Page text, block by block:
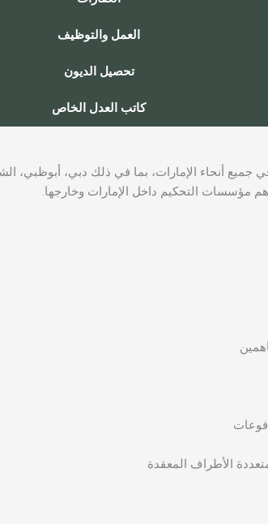
العمل والتوظيف
تحصيل الديون
كاتب العدل الخاص
أنحاء الإمارات، بما في ذلك دبي، أبوظبي،
أهم مؤسسات التحكيم داخل الإمارات وخارجها.
الأطراف المعقدة